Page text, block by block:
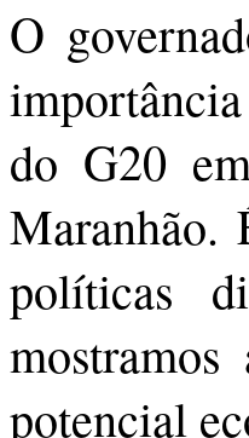
O
do G20
Maranhão.
políticas
potencial